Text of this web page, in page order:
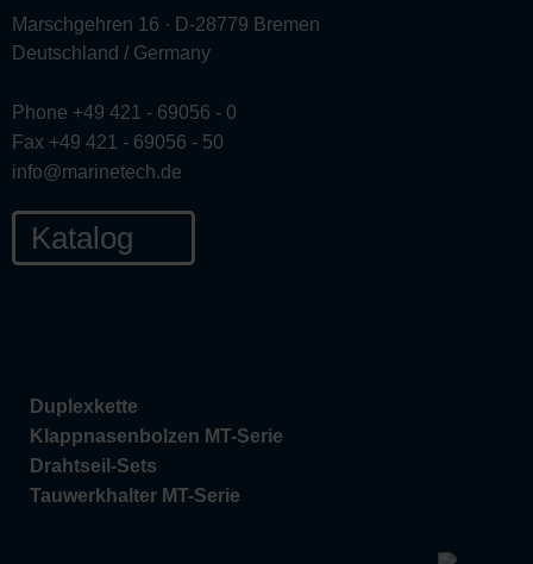
Marschgehren 16 · D-28779 Bremen
Deutschland / Germany
Phone +49 421 - 69056 - 0
Fax +49 421 - 69056 - 50
info@marinetech.de
Katalog
Duplexkette
Klappnasenbolzen MT-Serie
Drahtseil-Sets
Tauwerkhalter MT-Serie